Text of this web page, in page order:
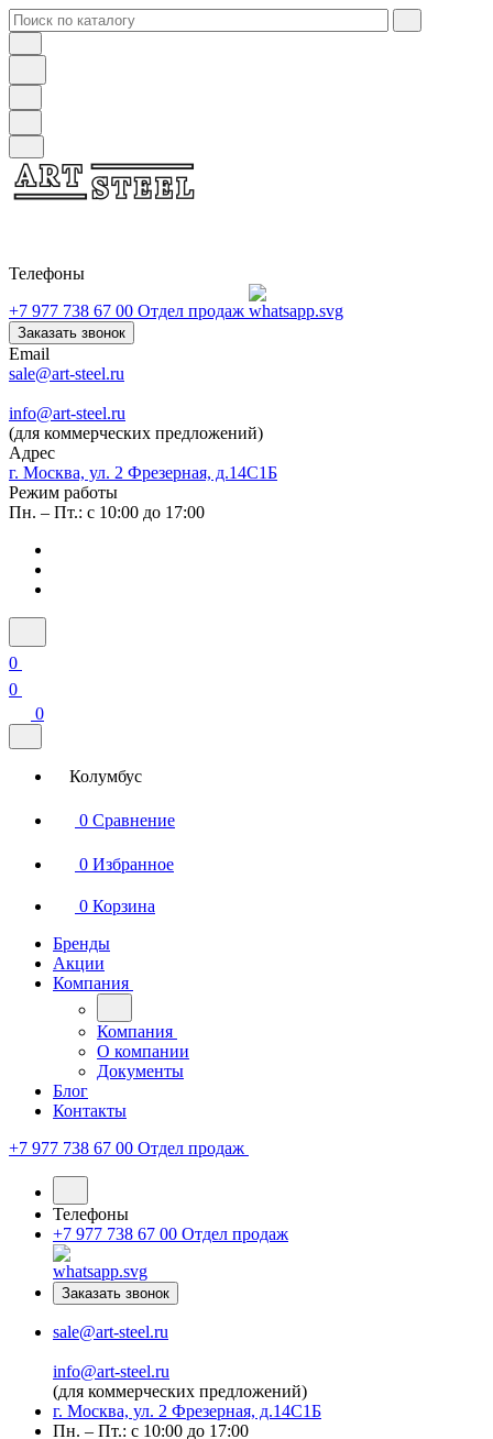
Телефоны
+7 977 738 67 00 Отдел продаж
Заказать звонок
Email
sale@art-steel.ru
info@art-steel.ru
(для коммерческих предложений)
Адрес
г. Москва, ул. 2 Фрезерная, д.14С1Б
Режим работы
Пн. – Пт.: с 10:00 до 17:00
0
0
0
Колумбус
0 Сравнение
0 Избранное
0 Корзина
Бренды
Акции
Компания
Компания
О компании
Документы
Блог
Контакты
+7 977 738 67 00 Отдел продаж
Телефоны
+7 977 738 67 00 Отдел продаж
Заказать звонок
sale@art-steel.ru
info@art-steel.ru
(для коммерческих предложений)
г. Москва, ул. 2 Фрезерная, д.14С1Б
Пн. – Пт.: с 10:00 до 17:00